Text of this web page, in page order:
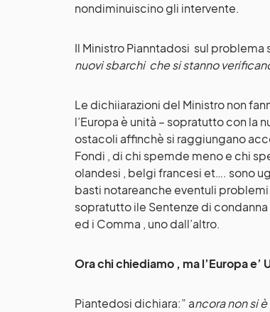
nondiminuiscino gli intervente.
Il Ministro Pianntadosi sul problema
nuovi sbarchi che si stanno
Le dichiiarazioni del Ministro non
l’Europa è unità – sopratutto con la
ostacoli affinchè si raggiungano
Fondi , di chi spemde meno e chi
olandesi , belgi francesi et…. sono
basti notareanche eventuli
sopratutto ile Sentenze di
ed i Comma , uno dall’altro.
Ora chi chiediamo , ma l’Europa e’
Piantedosi dichiara:” ancora non si